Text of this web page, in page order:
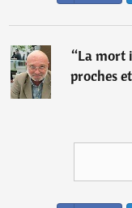
“La mort
proches